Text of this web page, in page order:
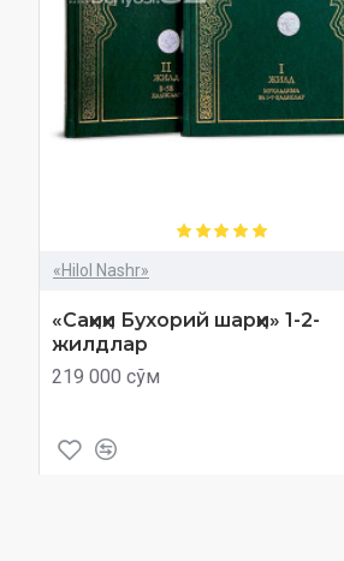
«Hilol Nashr»
«Саҳиҳи Бухорий шарҳи» 1-2-
жилдлар
219 000 сўм